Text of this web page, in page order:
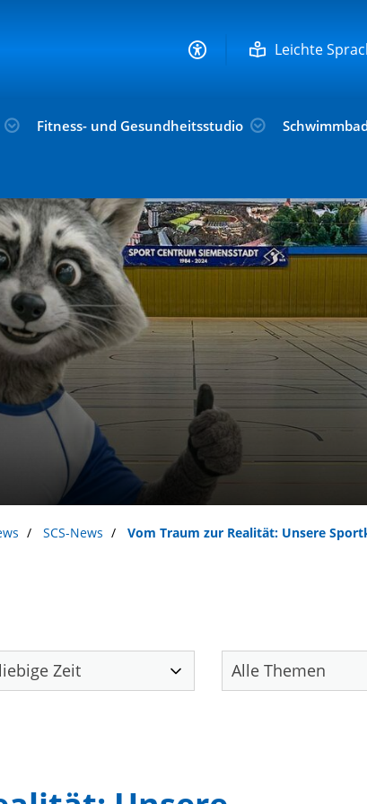
Leichte
Fitness- und Gesundheitsstudio
SCS-News Vom Traum zur Realität: Unsere